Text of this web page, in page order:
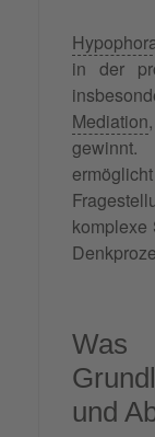
in der
Mediation
komplexe
Was
und